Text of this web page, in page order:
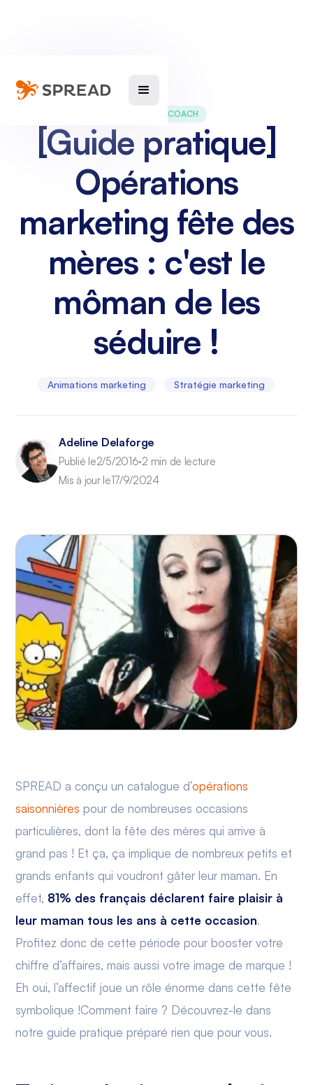
MARKETING COACH
[Guide pratique]
Opérations
marketing fête des
mères : c'est le
môman de les
séduire !
Animations marketing Stratégie marketing
Adeline Delaforge
Publié le2/5/2016•2 min de lecture
Mis à jour le17/9/2024
SPREAD a conçu un catalogue d’opérations
saisonnières pour de nombreuses occasions
particulières, dont la fête des mères qui arrive à
grand pas ! Et ça, ça implique de nombreux petits et
grands enfants qui voudront gâter leur maman. En
effet, 81% des français déclarent faire plaisir à
leur maman tous les ans à cette occasion.
Profitez donc de cette période pour booster votre
chiffre d’affaires, mais aussi votre image de marque !
Eh oui, l’affectif joue un rôle énorme dans cette fête
symbolique !Comment faire ? Découvrez-le dans
notre guide pratique préparé rien que pour vous.